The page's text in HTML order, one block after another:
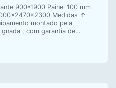
900*1900 Painel 100 mm
Medidas ↑
montado pela
, com garantia de…